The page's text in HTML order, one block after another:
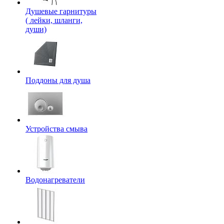
Душевые гарнитуры
( лейки, шланги,
души)
Поддоны для душа
Устройства смыва
Водонагреватели